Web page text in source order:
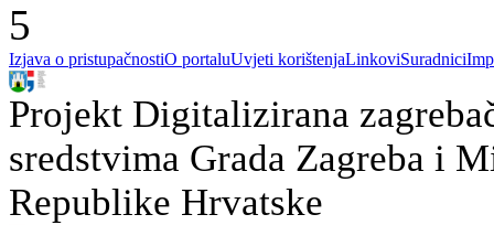
5
Izjava o pristupačnostiO portaluUvjeti korištenjaLinkoviSuradnici
Projekt Digitalizirana
sredstvima Grada Zagreba i
Republike Hrvatske